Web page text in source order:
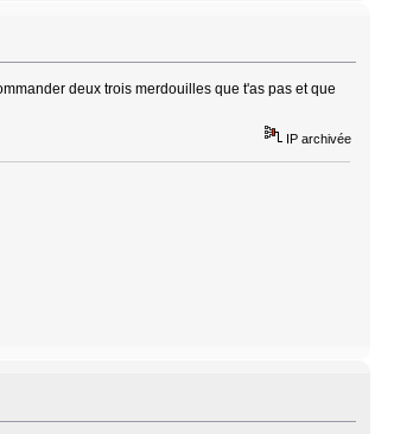
deux trois merdouilles que t'as pas et que
IP archivée